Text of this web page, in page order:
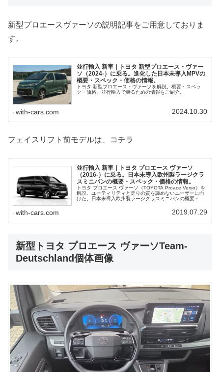
新型プロエースヴァーソの説明記事をご用意しておりま
す。
並行輸入 新車｜トヨタ 新型プロエース・ヴァー
ソ（2024-）に乗る。進化した日本未導入MPVの
概要・スペック・価格の情報。
トヨタ 新型プロエース・ヴァーソを解説。概要・スペッ
ク・価格、並行輸入で乗るための情報をご紹介。
with-cars.com 2024.10.30
フェイスリフト前モデルは、コチラ
並行輸入 新車｜トヨタ プロエース ヴァーソ
（2016-）に乗る。日本未導入欧州製ラージクラ
スミニバンの概要・スペック・価格の情報。
トヨタ プロエース ヴァーソ（TOYOTA Proace Verso）を
解説。ユーティリティと走りの質を諦めないユーザーに向
けた、日本未導入欧州製ラージクラスミニバンの概要・ス
with-cars.com 2019.07.29
新型トヨタ プロエース ヴァーソTeam-
Deutschland個体画像